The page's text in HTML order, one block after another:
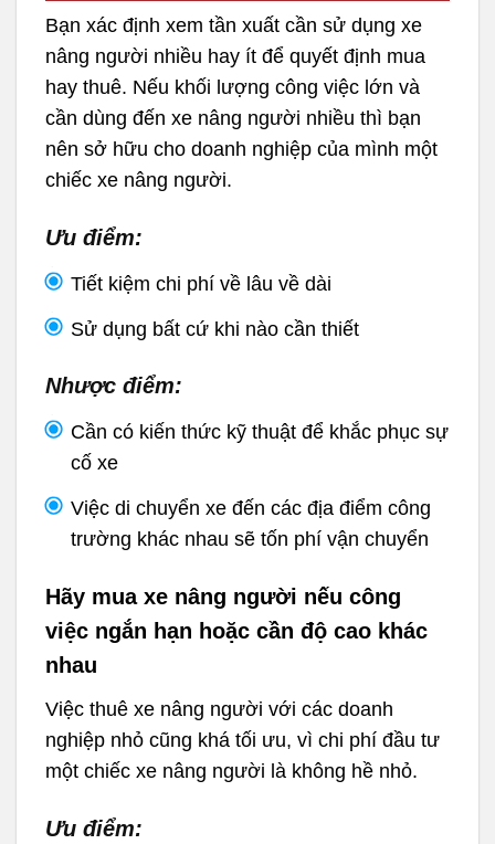
Bạn xác định xem tần xuất cần sử dụng xe
nâng người nhiều hay ít để quyết định mua
hay thuê. Nếu khối lượng công việc lớn và
cần dùng đến xe nâng người nhiều thì bạn
nên sở hữu cho doanh nghiệp của mình một
chiếc xe nâng người.
Ưu điểm:
Tiết kiệm chi phí về lâu về dài
Sử dụng bất cứ khi nào cần thiết
Nhược điểm:
Cần có kiến thức kỹ thuật để khắc phục sự
cố xe
Việc di chuyển xe đến các địa điểm công
trường khác nhau sẽ tốn phí vận chuyển
Hãy mua xe nâng người nếu công
việc ngắn hạn hoặc cần độ cao khác
nhau
Việc thuê xe nâng người với các doanh
nghiệp nhỏ cũng khá tối ưu, vì chi phí đầu tư
một chiếc xe nâng người là không hề nhỏ.
Ưu điểm: